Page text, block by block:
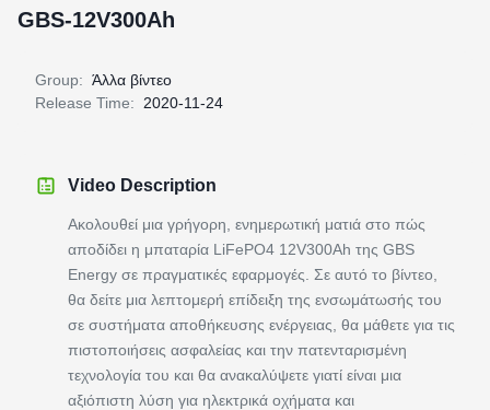
GBS-12V300Ah
Group: Άλλα βίντεο
Release Time:
2020-11-24
Video Description
Ακολουθεί μια γρήγορη, ενημερωτική ματιά στο πώς
αποδίδει η μπαταρία LiFePO4 12V300Ah της GBS
Energy σε πραγματικές εφαρμογές. Σε αυτό το βίντεο,
θα δείτε μια λεπτομερή επίδειξη της ενσωμάτωσής του
σε συστήματα αποθήκευσης ενέργειας, θα μάθετε για τις
πιστοποιήσεις ασφαλείας και την πατενταρισμένη
τεχνολογία του και θα ανακαλύψετε γιατί είναι μια
αξιόπιστη λύση για ηλεκτρικά οχήματα και